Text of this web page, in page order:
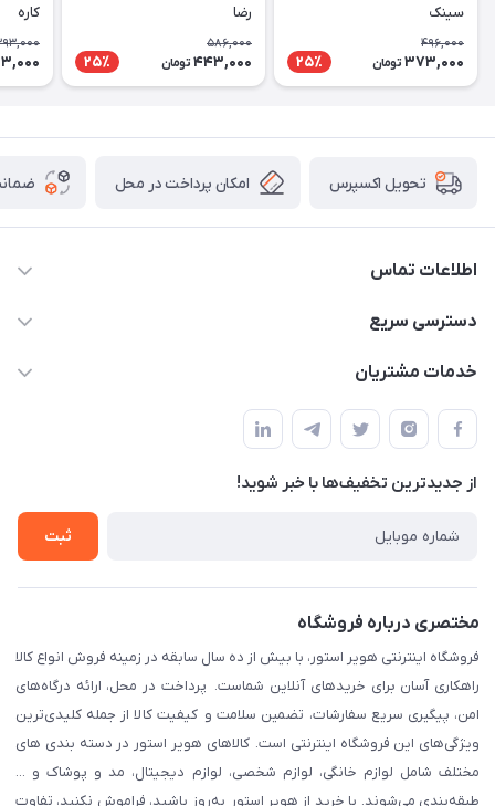
سینک
496,000
373,000 تومان 25٪
رضا
586,000
443,000 تومان 25٪
کاره
تحویل اکسپرس امکان پرداخت در محل
اطلاعات تماس
05191001370
دسترسی سریع
حساب کاربری
لیست محصولات
درباره ما
خدمات مشتریان
پیگیری سفارش
قوانین و مقرارت
حریم خصوصی
راهنما
از جدید‌ترین تخفیف‌ها با‌ خبر شوید!
ثبت
مختصری درباره فروشگاه
فروشگاه اینترنتی هویر استور، با بیش از ده سال سابقه در زمینه فروش انواع کالا
راهکاری آسان برای خریدهای آنلاین شماست. پرداخت در محل، ارائه درگاه‌های
امن، پیگیری سریع سفارشات، تضمین سلامت و کیفیت کالا از جمله کلیدی‌ترین
ویژگی‌های این فروشگاه اینترنتی است. کالاهای هویر استور در دسته بندی های
مختلف شامل لوازم خانگی، لوازم شخصی، لوازم دیجیتال، مد و پوشاک و ...
طبقه‌بندی می‌شوند. با خرید از هویر استور به‌روز باشید، فراموش نکنید، تفاوت